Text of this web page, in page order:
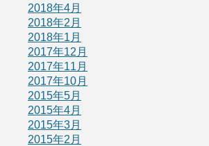
2018年4月
2018年2月
2018年1月
2017年12月
2017年11月
2017年10月
2015年5月
2015年4月
2015年3月
2015年2月